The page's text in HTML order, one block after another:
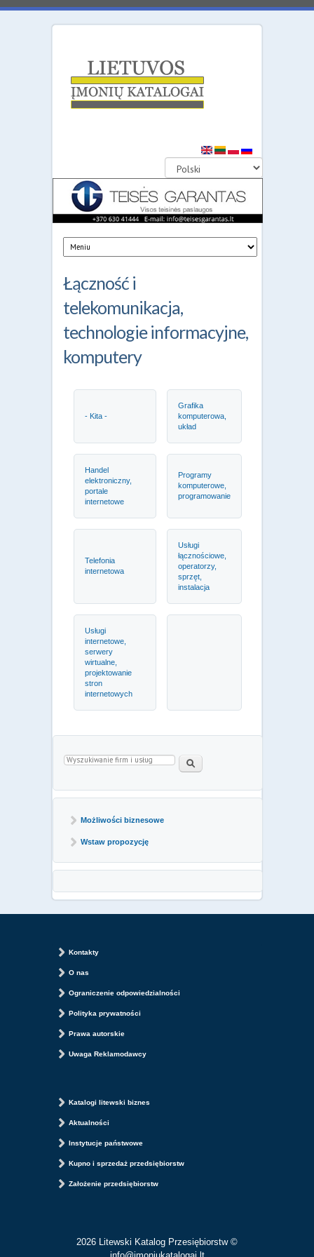
Litewski
Katalog
Łączność i
telekomunikacja,
technologie informacyjne,
komputery
- Kita -
Grafika
komputerowa,
układ
Handel
elektroniczny,
portale
internetowe
Programy
komputerowe,
programowanie
Telefonia
internetowa
Usługi
łącznościowe,
operatorzy,
sprzęt,
instalacja
Usługi
internetowe,
serwery
wirtualne,
projektowanie
stron
internetowych
Formularz wyszukiwania Paieška
Możliwości biznesowe
Wstaw propozycję
Kontakty
O nas
Ograniczenie odpowiedzialności
Polityka prywatności
Prawa autorskie
Uwaga Reklamodawcy
Katalogi litewski biznes
Aktualności
Instytucje państwowe
Kupno i sprzedaż przedsiębiorstw
Założenie przedsiębiorstw
2026 Litewski Katalog Przesiębiorstw ©